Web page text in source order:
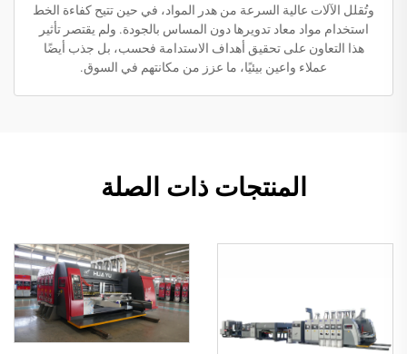
وتُقلل الآلات عالية السرعة من هدر المواد، في حين تتيح كفاءة الخط
استخدام مواد معاد تدويرها دون المساس بالجودة. ولم يقتصر تأثير
هذا التعاون على تحقيق أهداف الاستدامة فحسب، بل جذب أيضًا
عملاء واعين بيئيًا، ما عزز من مكانتهم في السوق.
المنتجات ذات الصلة